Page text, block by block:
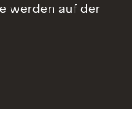
werden auf der